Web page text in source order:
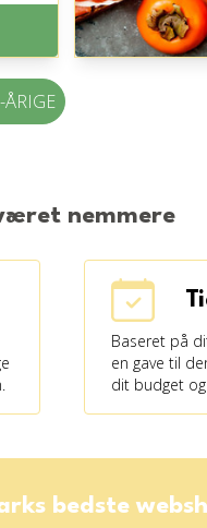
nemmere
Baseret på
en gave til
dit budget
bedste